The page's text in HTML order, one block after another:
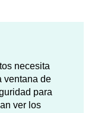
necesita
ventana de
para
ver los